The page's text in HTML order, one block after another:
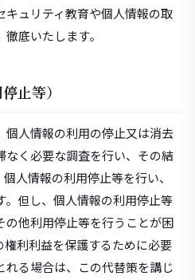
キュリティ教育や個人情報の取
底いたします。
止等）
個人情報の利用の停止又は消去
なく必要な調査を行い、その結
人情報の利用停止等を行い、
但し、個人情報の利用停止等
の他利用停止等を行うことが困
利利益を保護するために必要
れる場合は、この代替策を講じ